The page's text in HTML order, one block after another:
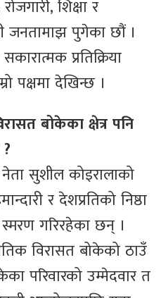
शिक्षा र
जनतामाझ पुगेका छौं ।
प्रतिक्रिया
पक्षमा देखिन्छ ।
बोकेका क्षेत्र पनि
सुशील कोइरालाको
र देशप्रतिको निष्ठा
गरिरहेका छन् ।
विरासत बोकेको ठाउँ
परिवारको उम्मेदवार त